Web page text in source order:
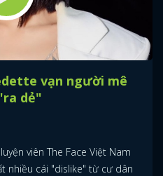
vạn người mê
dẻ"
viên The Face Việt Nam
nhiều cái "dislike" từ cư dân